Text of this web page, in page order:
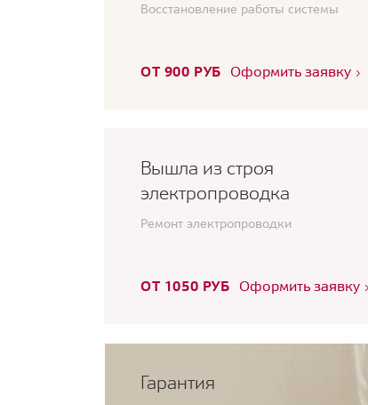
Восстановление работы системы
ОТ 900 РУБ Оформить заявку
Вышла из строя
электропроводка
Ремонт электропроводки
ОТ 1050 РУБ Оформить заявку
Гарантия